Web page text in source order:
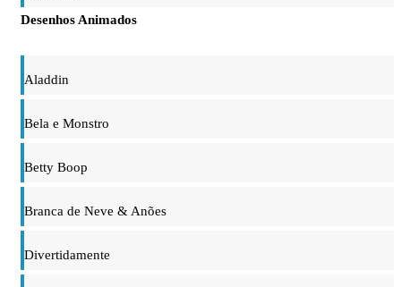
Desenhos Animados
Aladdin
Bela e Monstro
Betty Boop
Branca de Neve & Anões
Divertidamente